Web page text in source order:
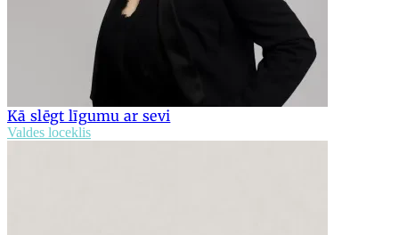
Kā slēgt līgumu ar sevi
Valdes loceklis